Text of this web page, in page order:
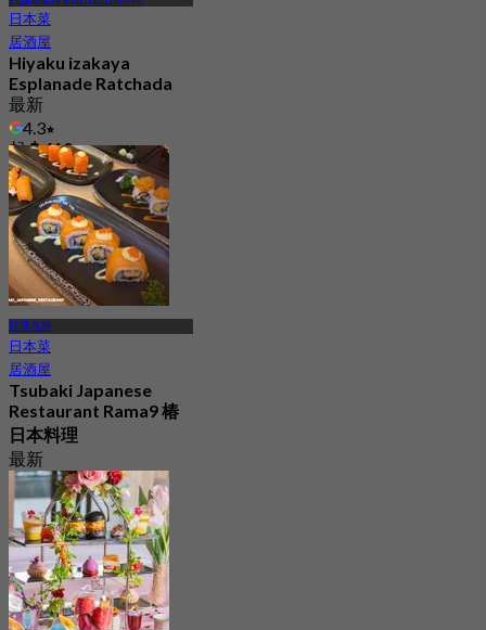
日本菜
居酒屋
Hiyaku izakaya
Esplanade Ratchada
最新
4.3
起฿ 610
拉瑪九路
日本菜
居酒屋
Tsubaki Japanese
Restaurant Rama9 椿
日本料理
最新
4.8
起฿ 616.66